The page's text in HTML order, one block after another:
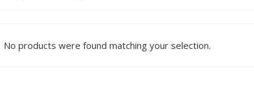
No products were found matching your selection.